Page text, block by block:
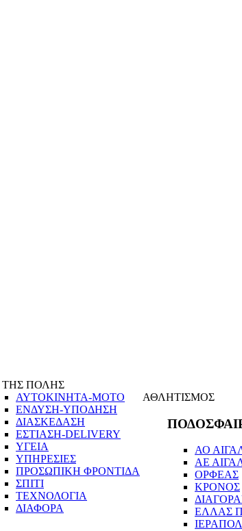
ΤΗΣ ΠΟΛΗΣ
ΑΥΤΟΚΙΝΗΤΑ-ΜΟΤΟ
ΕΝΔΥΣΗ-ΥΠΟΔΗΣΗ
ΔΙΑΣΚΕΔΑΣΗ
ΕΣΤΙΑΣΗ-DELIVERY
ΥΓΕΙΑ
ΥΠΗΡΕΣΙΕΣ
ΠΡΟΣΩΠΙΚΗ ΦΡΟΝΤΙΔΑ
ΣΠΙΤΙ
ΤΕΧΝΟΛΟΓΙΑ
ΔΙΑΦΟΡΑ
ΑΘΛΗΤΙΣΜΟΣ
ΑΟ
ΑΕ
ΟΡΦΕΑΣ
ΚΡΟΝΟΣ
ΕΛΛΑΣ